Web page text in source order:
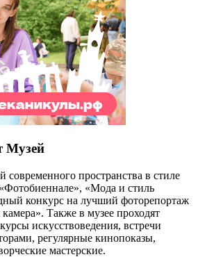
Музей
пространства в стиле
«Мода и стиль
конкурс на лучший фоторепортаж
Также в музее проходят
искусствоведения, встречи
регулярные кинопоказы,
мастерские.